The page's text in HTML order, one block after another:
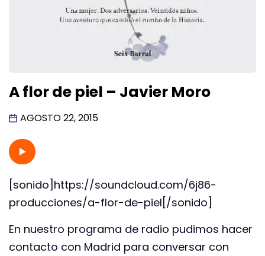
A flor de piel – Javier Moro
AGOSTO 22, 2015
[sonido]https://soundcloud.com/6j86-
producciones/a-flor-de-piel[/sonido]
En nuestro programa de radio pudimos hacer
contacto con Madrid para conversar con